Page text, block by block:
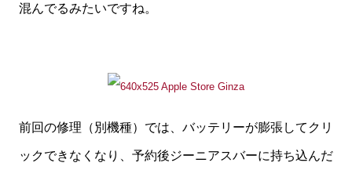
混んでるみたいですね。
前回の修理（別機種）では、バッテリーが膨張してクリ
ックできなくなり、予約後ジーニアスバーに持ち込んだ